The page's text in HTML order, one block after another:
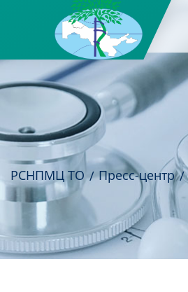
РСНПМЦ ТО Пресс-центр